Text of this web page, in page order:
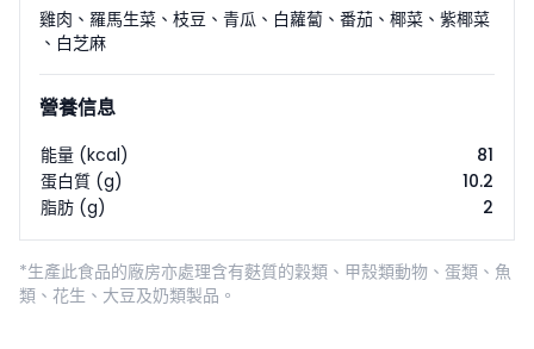
雞肉 、 羅馬生菜 、 枝豆 、 青瓜 、 白蘿蔔 、 番茄 、 椰菜 、 紫椰菜
、 白芝麻
營養信息
能量 (kcal)
81
蛋白質 (g)
10.2
脂肪 (g)
2
*生產此食品的廠房亦處理含有麩質的穀類、甲殼類動物、蛋類、魚
類、花生、大豆及奶類製品。